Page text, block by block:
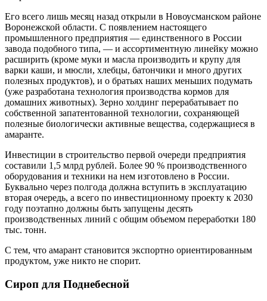
Его всего лишь месяц назад открыли в Новоусманском районе
Воронежской области. С появлением настоящего
промышленного предприятия — единственного в России
завода подобного типа, — и ассортиментную линейку можно
расширить (кроме муки и масла производить и крупу для
варки каши, и мюсли, хлебцы, батончики и много других
полезных продуктов), и о братьях наших меньших подумать
(уже разработана технология производства кормов для
домашних животных). Зерно холдинг перерабатывает по
собственной запатентованной технологии, сохраняющей
полезные биологически активные вещества, содержащиеся в
амаранте.
Инвестиции в строительство первой очереди предприятия
составили 1,5 млрд рублей. Более 90 % производственного
оборудования и техники на нем изготовлено в России.
Буквально через полгода должна вступить в эксплуатацию
вторая очередь, а всего по инвестиционному проекту к 2030
году поэтапно должны быть запущены десять
производственных линий с общим объемом переработки 180
тыс. тонн.
С тем, что амарант становится экспортно ориентированным
продуктом, уже никто не спорит.
Сироп для Поднебесной